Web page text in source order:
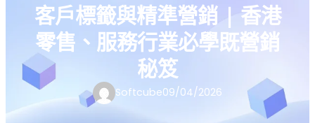
客戶標籤與精準營銷 | 香港
零售、服務行業必學既營銷
秘笈
Softcube09/04/2026